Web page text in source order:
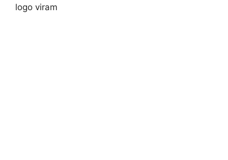
logo viram